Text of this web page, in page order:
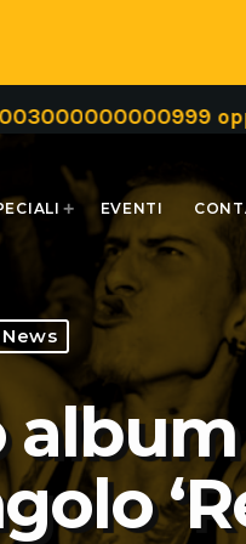
oppure
EVENTI
News